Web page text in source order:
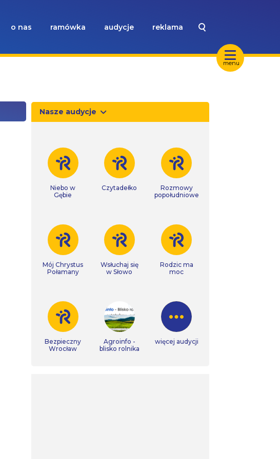
menu
o nas ramówka audycje reklama
Nasze audycje
Niebo w
Gębie
Czytadełko
Rozmowy
popołudniowe
Mój Chrystus
Połamany
Wsłuchaj się
w Słowo
Rodzic ma
moc
Bezpieczny
Wrocław
Agroinfo -
blisko rolnika
więcej audycji